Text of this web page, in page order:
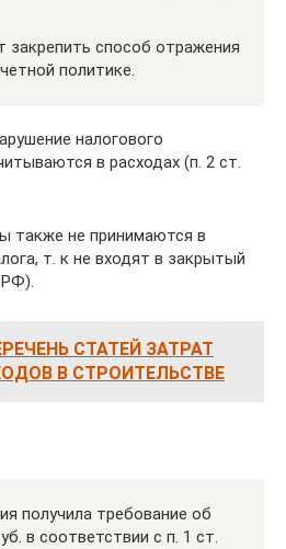
закрепить способ отражения
политике.
налогового
в расходах (п. 2 ст.
также не принимаются в
т. к не входят в закрытый
РФ).
СТАТЕЙ ЗАТРАТ
В СТРОИТЕЛЬСТВЕ
получила требование об
в соответствии с п. 1 ст.